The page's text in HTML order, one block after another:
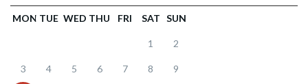
MON TUE WED THU FRI SAT SUN
1 2
3 4 5 6 7 8 9